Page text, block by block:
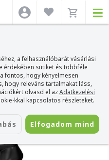
a felhasználóbarát vásárlási
érdekében sütiket és többféle
fontos, hogy kényelmesen
hogy releváns tartalmakat láss,
olvasd el azAdatkezelési
kkal kapcsolatos részleteket.
Elfogadom mind
>HiFuture Headset >HiFuture
Nélküli